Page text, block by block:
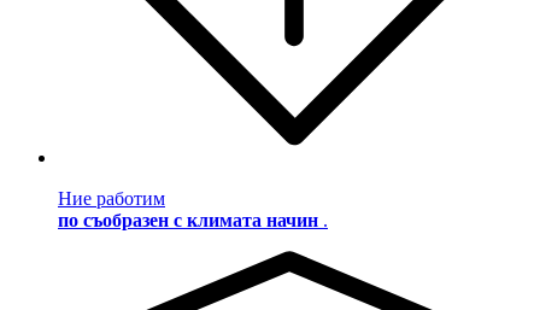
Ние работим
по съобразен с климата начин .